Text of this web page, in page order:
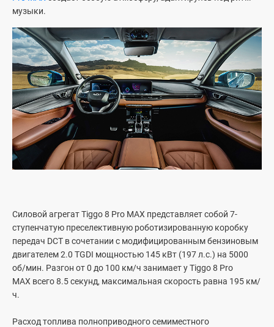
музыки.
Силовой агрегат Tiggo 8 Pro MAX представляет собой 7-
ступенчатую преселективную роботизированную коробку
передач DCT в сочетании с модифицированным бензиновым
двигателем 2.0 TGDI мощностью 145 кВт (197 л.c.) на 5000
об/мин. Разгон от 0 до 100 км/ч занимает у Tiggo 8 Pro
MAX всего 8.5 секунд, максимальная скорость равна 195 км/
ч.
Расход топлива полноприводного семиместного